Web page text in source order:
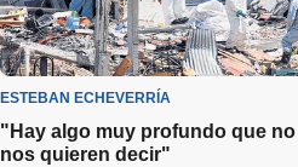
ESTEBAN ECHEVERRÍA
"Hay algo muy profundo que no
nos quieren decir"